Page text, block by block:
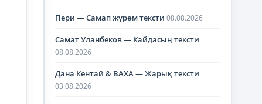
Пери — Самап жүрөм тексти 08.08.2026
Самат Уланбеков — Кайдасың тексти
08.08.2026
Дана Кентай & BAXA — Жарық тексти
03.08.2026